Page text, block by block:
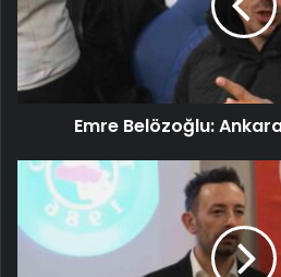
Emre Belözoğlu: